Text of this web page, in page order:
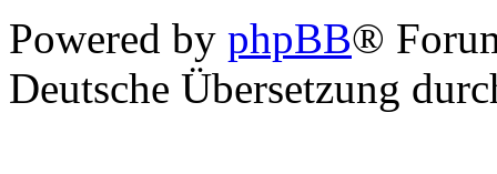
Powered by phpBB®
Deutsche Übersetzung